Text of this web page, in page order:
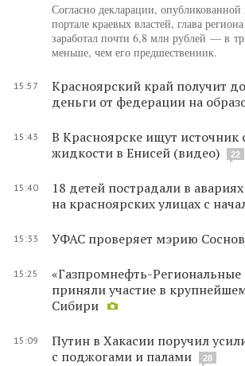
Согласно декларации,
портале краевых властей, глава
заработал почти 6,8 млн рублей — в
меньше, чем его предшественник.
15:57
Красноярский край получит
деньги от федерации на
15:43
В Красноярске ищут источник
жидкости в Енисей (видео)
22
15:40
18 детей пострадали в авариях
на красноярских улицах с
15:33 УФАС проверяет мэрию
15:25
«Газпромнефть-
приняли участие в
Сибири
15:09
Путин в Хакасии поручил
с поджогами и палами
28